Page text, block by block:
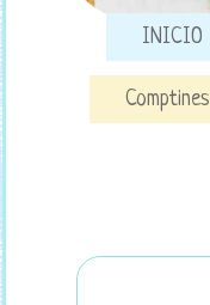
INICIO
Comptines